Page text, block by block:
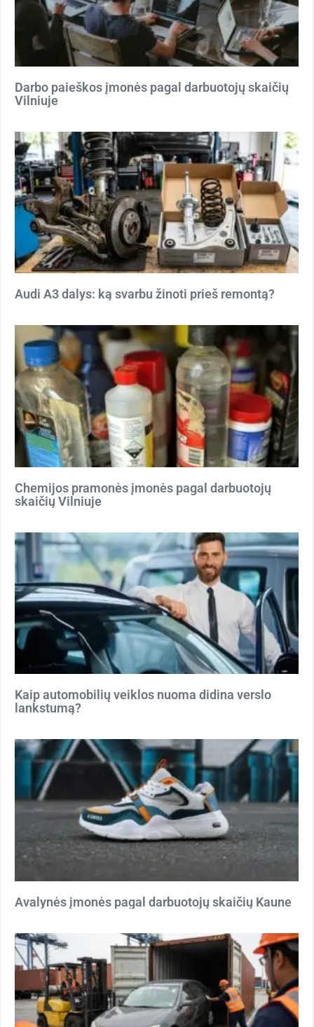
Darbo paieškos įmonės pagal darbuotojų skaičių
Vilniuje
Audi A3 dalys: ką svarbu žinoti prieš remontą?
Chemijos pramonės įmonės pagal darbuotojų
skaičių Vilniuje
Kaip automobilių veiklos nuoma didina verslo
lankstumą?
Avalynės įmonės pagal darbuotojų skaičių Kaune